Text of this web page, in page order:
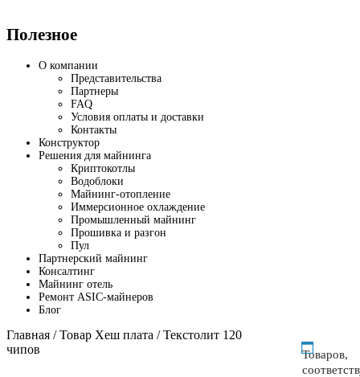
Полезное
О компании
Представительства
Партнеры
FAQ
Условия оплаты и доставки
Контакты
Конструктор
Решения для майнинга
Криптокотлы
Водоблоки
Майнинг-отопление
Иммерсионное охлаждение
Промышленный майнинг
Прошивка и разгон
Пул
Партнерский майнинг
Консалтинг
Майнинг отель
Ремонт ASIC-майнеров
Блог
Главная / Товар Хеш плата / Текстолит 120
чипов
Товаров,